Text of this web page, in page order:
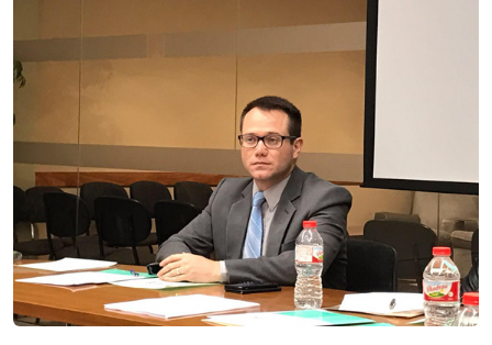
Editora
Museu
Unoesc
Store